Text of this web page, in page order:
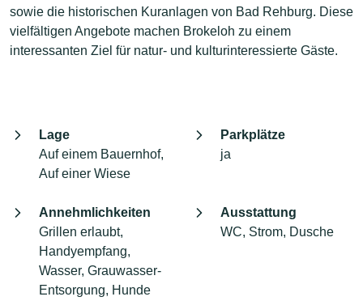
sowie die historischen Kuranlagen von Bad Rehburg. Diese
vielfältigen Angebote machen Brokeloh zu einem
interessanten Ziel für natur- und kulturinteressierte Gäste.
Lage
Auf einem Bauernhof,
Auf einer Wiese
Parkplätze
ja
Annehmlichkeiten
Grillen erlaubt,
Handyempfang,
Wasser, Grauwasser-
Entsorgung, Hunde
Ausstattung
WC, Strom, Dusche